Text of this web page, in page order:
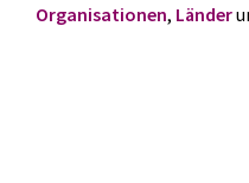
Organisationen, Länder